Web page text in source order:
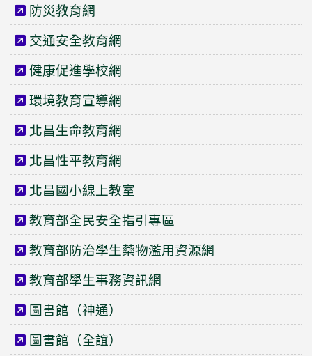
防災教育網
交通安全教育網
健康促進學校網
環境教育宣導網
北昌生命教育網
北昌性平教育網
北昌國小線上教室
教育部全民安全指引專區
教育部防治學生藥物濫用資源網
教育部學生事務資訊網
圖書館（神通）
圖書館（全誼）